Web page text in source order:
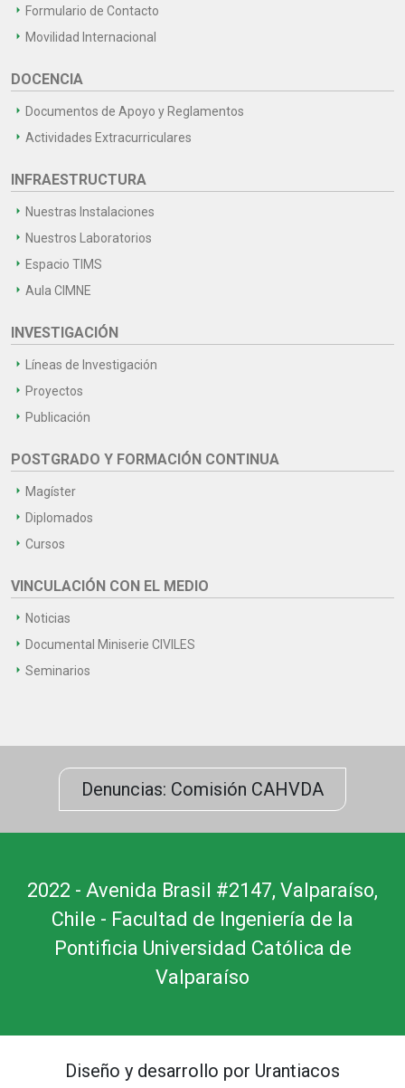
Formulario de Contacto
Movilidad Internacional
DOCENCIA
Documentos de Apoyo y Reglamentos
Actividades Extracurriculares
INFRAESTRUCTURA
Nuestras Instalaciones
Nuestros Laboratorios
Espacio TIMS
Aula CIMNE
INVESTIGACIÓN
Líneas de Investigación
Proyectos
Publicación
POSTGRADO Y FORMACIÓN CONTINUA
Magíster
Diplomados
Cursos
VINCULACIÓN CON EL MEDIO
Noticias
Documental Miniserie CIVILES
Seminarios
Denuncias: Comisión CAHVDA
2022 - Avenida Brasil #2147, Valparaíso,
Chile - Facultad de Ingeniería de la
Pontificia Universidad Católica de
Valparaíso
Diseño y desarrollo por Urantiacos